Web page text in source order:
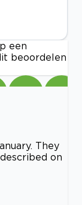
een
beoordelen
They
on